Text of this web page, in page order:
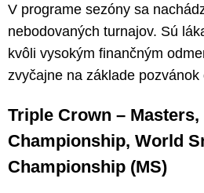
V programe sezóny sa
nebodovaných turnajov. Sú
kvôli vysokým finančným
zvyčajne na základe pozvánok
Triple Crown – Masters,
Championship, World
Championship (MS)